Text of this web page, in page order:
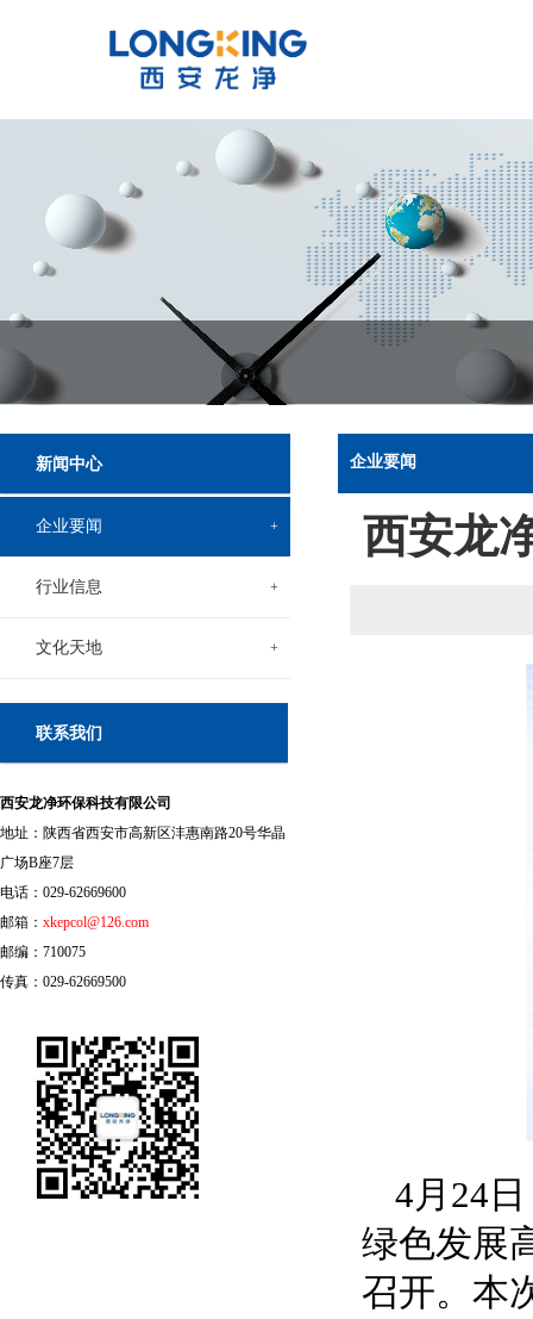
新闻中心
企业要闻 +
行业信息 +
文化天地 +
联系我们
西安龙净环保科技有限公司
地址：陕西省西安市高新区沣惠南路20号华晶
广场B座7层
电话：029-62669600
邮箱： xkepcol@126.com
邮编：710075
传真：029-62669500
企业要闻
西安龙
4月 24
绿色发展
召开。本